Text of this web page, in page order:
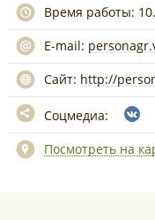
Время работы:
E-mail:
Сайт: http://
Соцмедиа:
Посмотреть на